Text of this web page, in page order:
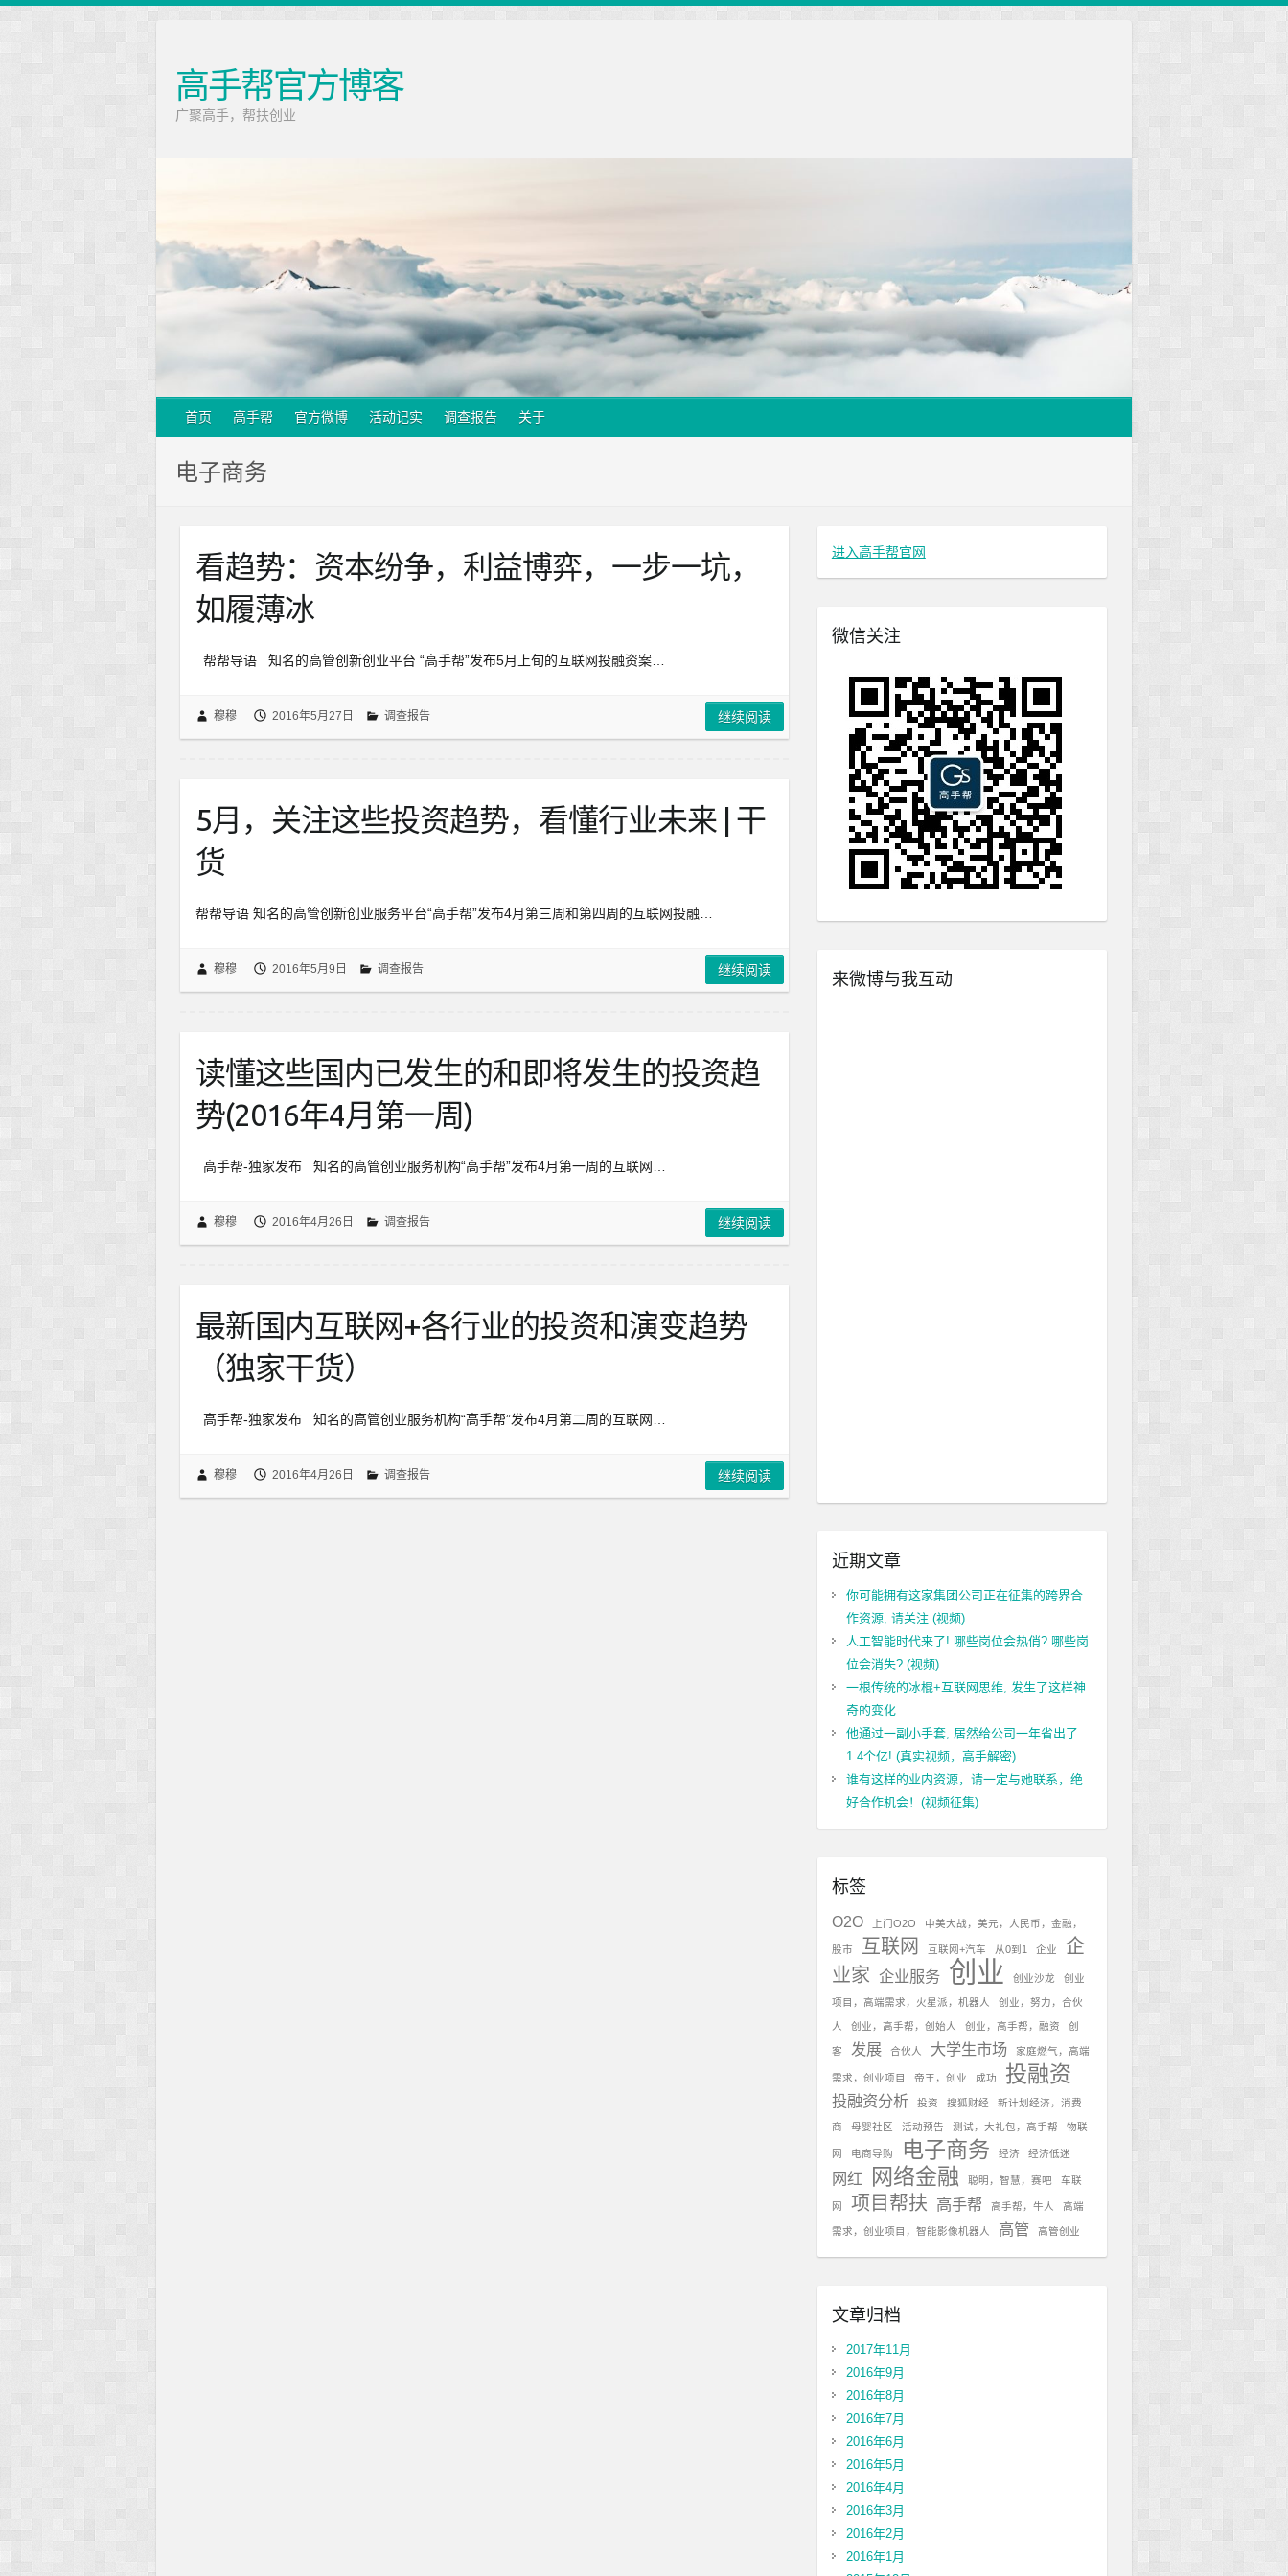
高手帮官方博客
广聚高手，帮扶创业
首页 高手帮 官方微博 活动记实 调查报告 关于
电子商务
看趋势：资本纷争，利益博弈，一步一坑，
如履薄冰
帮帮导语 知名的高管创新创业平台 “高手帮”发布5月上旬的互联网投融资案…
穆穆 2016年5月27日 调查报告 继续阅读
5月，关注这些投资趋势，看懂行业未来 | 干
货
帮帮导语 知名的高管创新创业服务平台“高手帮”发布4月第三周和第四周的互联网投融…
穆穆 2016年5月9日 调查报告 继续阅读
读懂这些国内已发生的和即将发生的投资趋
势(2016年4月第一周)
高手帮-独家发布 知名的高管创业服务机构“高手帮”发布4月第一周的互联网…
穆穆 2016年4月26日 调查报告 继续阅读
最新国内互联网+各行业的投资和演变趋势
（独家干货）
高手帮-独家发布 知名的高管创业服务机构“高手帮”发布4月第二周的互联网…
穆穆 2016年4月26日 调查报告 继续阅读
进入高手帮官网
微信关注
来微博与我互动
近期文章
你可能拥有这家集团公司正在征集的跨界合
作资源, 请关注 (视频)
人工智能时代来了! 哪些岗位会热俏? 哪些岗
位会消失? (视频)
一根传统的冰棍+互联网思维, 发生了这样神
奇的变化…
他通过一副小手套, 居然给公司一年省出了
1.4个亿! (真实视频，高手解密)
谁有这样的业内资源，请一定与她联系，绝
好合作机会！(视频征集)
标签
O2O 上门O2O 中美大战，美元，人民币，金融，
股市 互联网 互联网+汽车 从0到1 企业
企
业家 企业服务 创业 创业沙龙 创业
项目，高端需求，火星派，机器人 创业，努力，合伙
人 创业，高手帮，创始人 创业，高手帮，融资 创
客 发展 合伙人 大学生市场 家庭燃气，高端
需求，创业项目 帝王，创业 成功 投融资
投融资分析 投资 搜狐财经 新计划经济，消费
商 母婴社区 活动预告 测试，大礼包，高手帮 物联
网 电商导购 电子商务 经济 经济低迷
网红 网络金融 聪明，智慧，赛吧 车联
网 项目帮扶 高手帮 高手帮，牛人 高端
需求，创业项目，智能影像机器人 高管 高管创业
文章归档
2017年11月
2016年9月
2016年8月
2016年7月
2016年6月
2016年5月
2016年4月
2016年3月
2016年2月
2016年1月